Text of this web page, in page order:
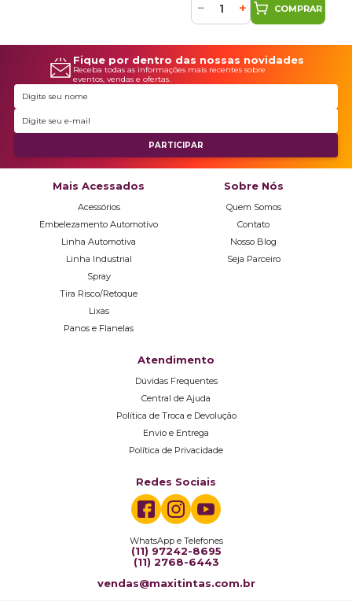
− + COMPRAR
Fique por dentro das nossas novidades
Receba todas as informações mais recentes sobre
eventos, vendas e ofertas.
Mais Acessados
Acessórios
Embelezamento Automotivo
Linha Automotiva
Linha Industrial
Spray
Tira Risco/Retoque
Lixas
Panos e Flanelas
Sobre Nós
Quem Somos
Contato
Nosso Blog
Seja Parceiro
Atendimento
Dúvidas Frequentes
Central de Ajuda
Política de Troca e Devolução
Envio e Entrega
Política de Privacidade
Redes Sociais
WhatsApp e Telefones
(11) 97242-8695
(11) 2768-6443
vendas@maxitintas.com.br